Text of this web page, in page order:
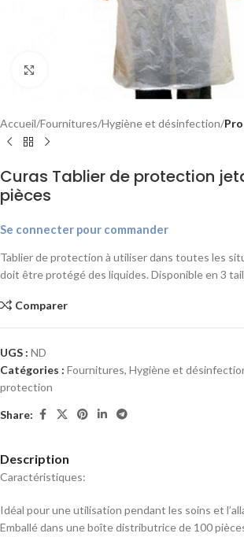
Accueil Fournitures Hygiène et désinfection
Curas Tablier de protection
pièces
Se connecter pour commander
Tablier de protection à utiliser dans toutes les
doit être protégé des liquides. Disponible en 3
Comparer
UGS : ND
Catégories : Fournitures, Hygiène et
protection
Share:
Description
Caractéristiques:
Idéal pour une utilisation pendant les soins et
Emballé dans une boîte distributrice de 100